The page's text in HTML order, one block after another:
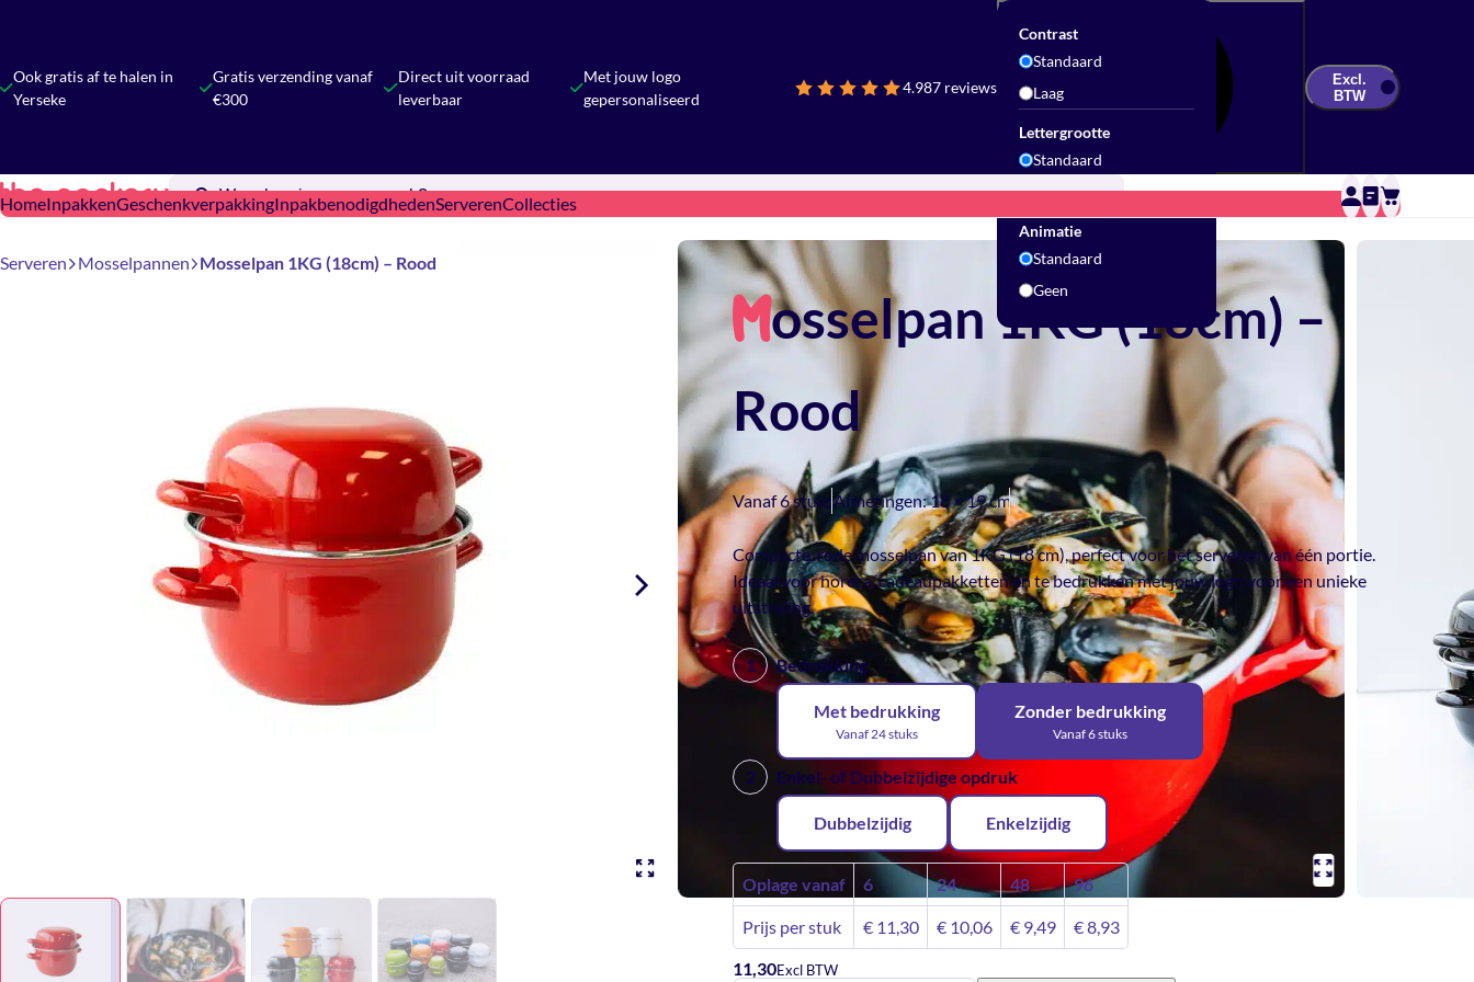
Ook gratis af te halen in
Yerseke
Gratis verzending vanaf
€300
Direct uit voorraad
leverbaar
Met jouw logo
gepersonaliseerd
4.987 reviews
Contrast
Standaard
Laag
Lettergrootte
Standaard
Groot
Animatie
Standaard
Geen
Excl.
BTW
Updates & InspiratieContact
HomeInpakkenGeschenkverpakkingInpakbenodigdhedenServerenCollecties
Serveren Mosselpannen Mosselpan 1KG (18cm) – Rood
Mosselpan 1KG (18cm) –
Rood
Vanaf 6 stuksAfmetingen:18 × 19 cm
Compacte, rode mosselpan van 1KG (18 cm), perfect voor het serveren van één portie.
Ideaal voor horeca, cadeaupakketten en te bedrukken met jouw logo voor een unieke
uitstraling.
Bedrukking
Met bedrukking
Vanaf 24 stuks
Zonder bedrukking
Vanaf 6 stuks
Enkel- of Dubbelzijdige opdruk
Dubbelzijdig Enkelzijdig
Oplage vanaf 6 24 48 96
Prijs per stuk €11,30 €10,06 €9,49 €8,93
11,30Excl BTW